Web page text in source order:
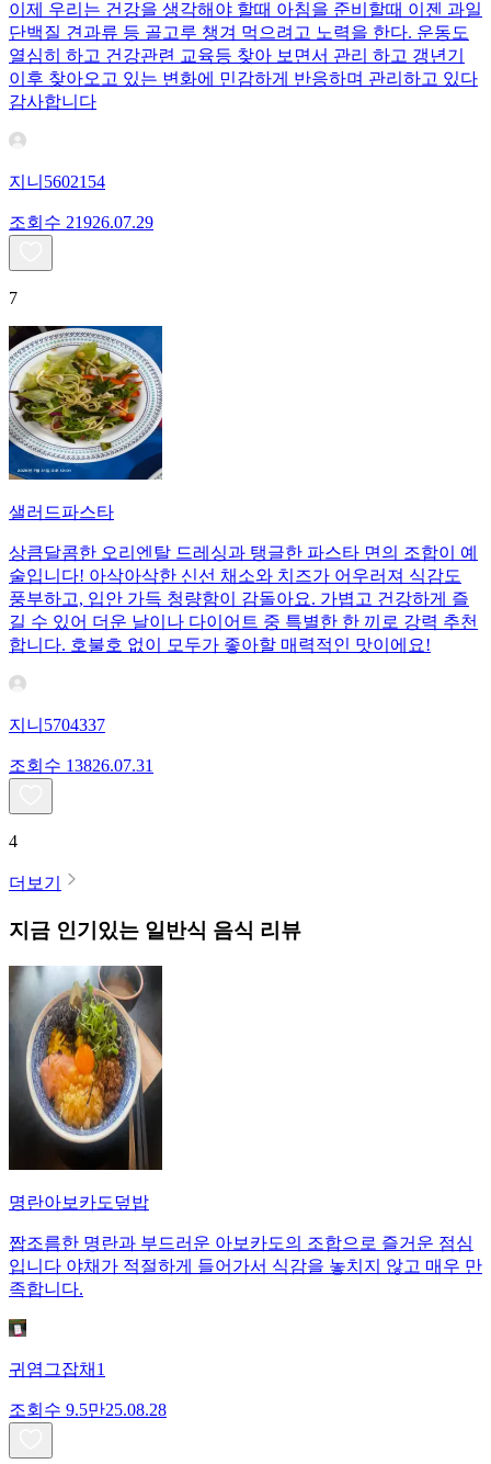
이제 우리는 건강을 생각해야 할때 아침을 준비할때 이젠 과일
단백질 견과류 등 골고루 챙겨 먹으려고 노력을 한다. 운동도
열심히 하고 건강관련 교육등 찾아 보면서 관리 하고 갱년기
이후 찾아오고 있는 변화에 민감하게 반응하며 관리하고 있다
감사합니다
지니5602154
조회수 21926.07.29
7
샐러드파스타
상큼달콤한 오리엔탈 드레싱과 탱글한 파스타 면의 조합이 예
술입니다! 아삭아삭한 신선 채소와 치즈가 어우러져 식감도
풍부하고, 입안 가득 청량함이 감돌아요. 가볍고 건강하게 즐
길 수 있어 더운 날이나 다이어트 중 특별한 한 끼로 강력 추천
합니다. 호불호 없이 모두가 좋아할 매력적인 맛이에요!
지니5704337
조회수 13826.07.31
4
더보기
지금 인기있는 일반식 음식 리뷰
명란아보카도덮밥
짭조름한 명란과 부드러운 아보카도의 조합으로 즐거운 점심
입니다 야채가 적절하게 들어가서 식감을 놓치지 않고 매우 만
족합니다.
귀염그잡채1
조회수 9.5만25.08.28